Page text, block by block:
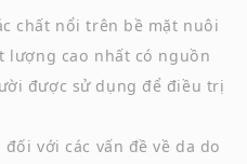
chất nổi trên bề mặt nuôi
lượng cao nhất có nguồn
được sử dụng để điều trị
với các vấn đề về da do